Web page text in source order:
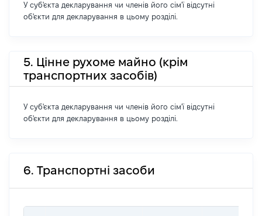
У суб'єкта декларування чи членів його сім'ї відсутні
об'єкти для декларування в цьому розділі.
5. Цінне рухоме майно (крім
транспортних засобів)
У суб'єкта декларування чи членів його сім'ї відсутні
об'єкти для декларування в цьому розділі.
6. Транспортні засоби